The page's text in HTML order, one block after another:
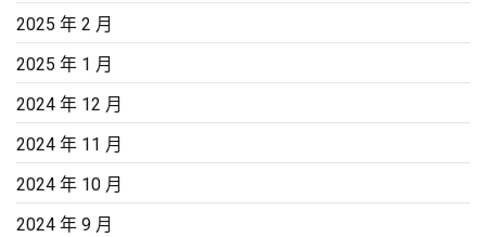
2025 年 2 月
2025 年 1 月
2024 年 12 月
2024 年 11 月
2024 年 10 月
2024 年 9 月